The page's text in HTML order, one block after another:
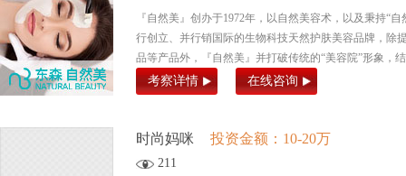
『自然美』创办于1972年，以自然美容术，以及秉持“
行创立、并行销国际的生物科技天然护肤美容品牌，除
品等产品外，『自然美』并打破传统的“美容院”形象，
考察详情 在线咨询
时尚妈咪 投资金额：10-20万
211